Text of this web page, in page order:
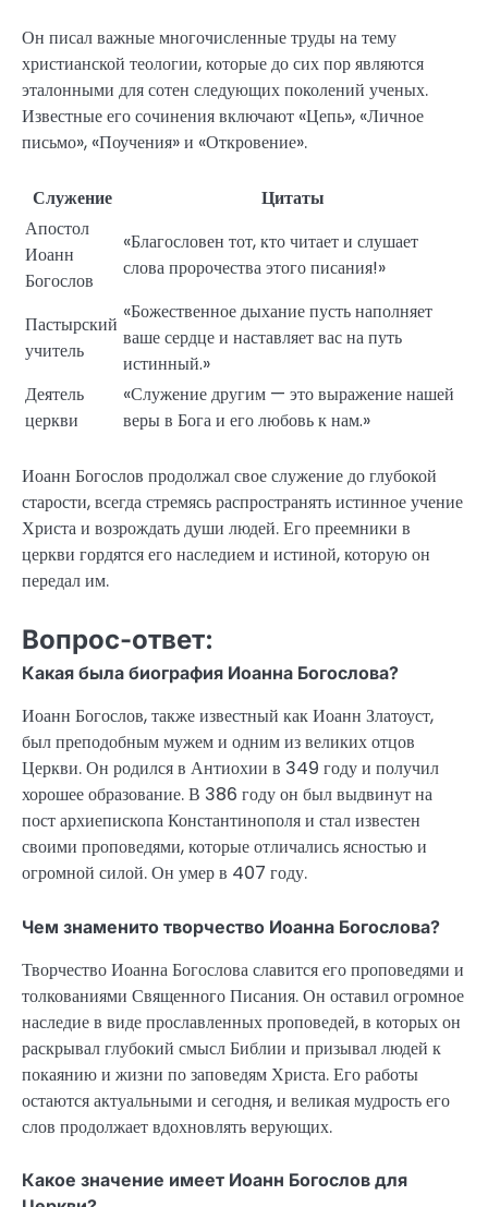
Он писал важные многочисленные труды на тему
христианской теологии, которые до сих пор являются
эталонными для сотен следующих поколений ученых.
Известные его сочинения включают «Цепь», «Личное
письмо», «Поучения» и «Откровение».
Служение
Цитаты
Апостол
Иоанн
Богослов
«Благословен тот, кто читает и слушает
слова пророчества этого писания!»
Пастырский
учитель
«Божественное дыхание пусть наполняет
ваше сердце и наставляет вас на путь
истинный.»
Деятель
церкви
«Служение другим — это выражение нашей
веры в Бога и его любовь к нам.»
Иоанн Богослов продолжал свое служение до глубокой
старости, всегда стремясь распространять истинное учение
Христа и возрождать души людей. Его преемники в
церкви гордятся его наследием и истиной, которую он
передал им.
Вопрос-ответ:
Какая была биография Иоанна Богослова?
Иоанн Богослов, также известный как Иоанн Златоуст,
был преподобным мужем и одним из великих отцов
Церкви. Он родился в Антиохии в 349 году и получил
хорошее образование. В 386 году он был выдвинут на
пост архиепископа Константинополя и стал известен
своими проповедями, которые отличались ясностью и
огромной силой. Он умер в 407 году.
Чем знаменито творчество Иоанна Богослова?
Творчество Иоанна Богослова славится его проповедями и
толкованиями Священного Писания. Он оставил огромное
наследие в виде прославленных проповедей, в которых он
раскрывал глубокий смысл Библии и призывал людей к
покаянию и жизни по заповедям Христа. Его работы
остаются актуальными и сегодня, и великая мудрость его
слов продолжает вдохновлять верующих.
Какое значение имеет Иоанн Богослов для